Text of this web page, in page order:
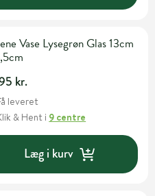
Vase Lysegrøn Glas 13cm
kr.
leveret
& Hent i 9 centre
Læg i kurv